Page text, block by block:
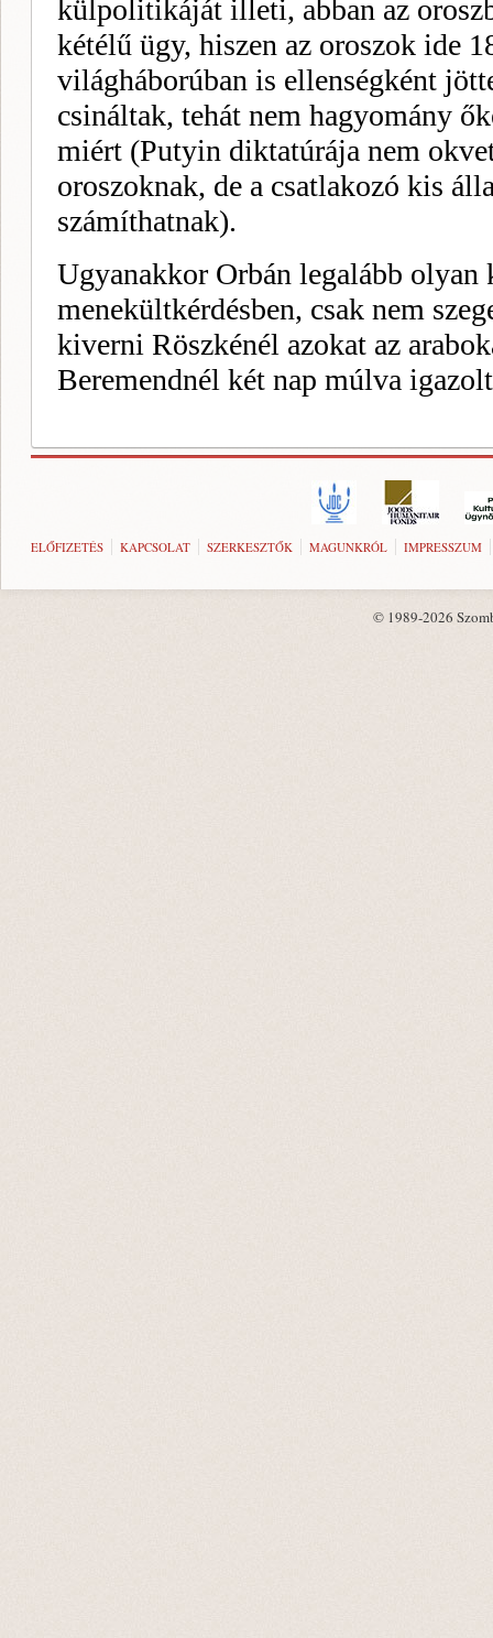
ELŐFIZETÉS KAPCSOLAT SZERKESZTŐK MAGUNKRÓL IMPRESSZUM
© 1989-2026